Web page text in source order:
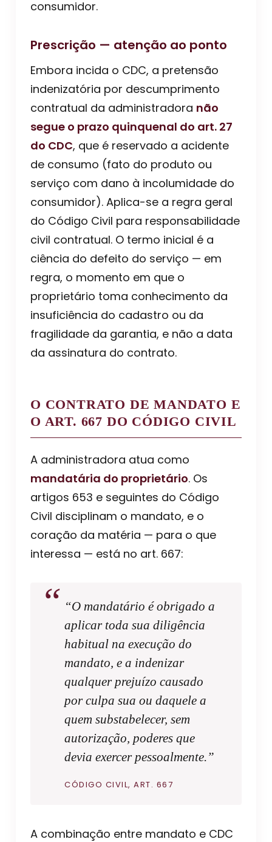
consumidor.
Prescrição — atenção ao ponto
Embora incida o CDC, a pretensão
indenizatória por descumprimento
contratual da administradora não
segue o prazo quinquenal do art. 27
do CDC, que é reservado a acidente
de consumo (fato do produto ou
serviço com dano à incolumidade do
consumidor). Aplica-se a regra geral
do Código Civil para responsabilidade
civil contratual. O termo inicial é a
ciência do defeito do serviço — em
regra, o momento em que o
proprietário toma conhecimento da
insuficiência do cadastro ou da
fragilidade da garantia, e não a data
da assinatura do contrato.
O CONTRATO DE MANDATO E
O ART. 667 DO CÓDIGO CIVIL
A administradora atua como
mandatária do proprietário. Os
artigos 653 e seguintes do Código
Civil disciplinam o mandato, e o
coração da matéria — para o que
interessa — está no art. 667:
“O mandatário é obrigado a
aplicar toda sua diligência
habitual na execução do
mandato, e a indenizar
qualquer prejuízo causado
por culpa sua ou daquele a
quem substabelecer, sem
autorização, poderes que
devia exercer pessoalmente.”
CÓDIGO CIVIL, ART. 667
A combinação entre mandato e CDC